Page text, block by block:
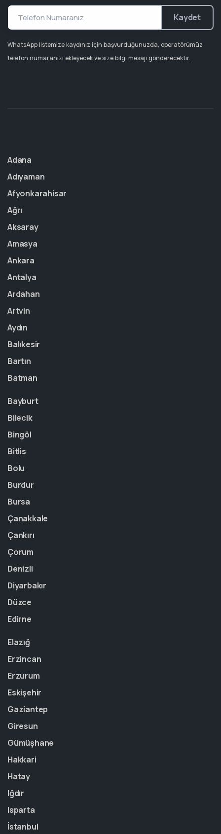
Kaydet
WhatsApp listemize kaydınız için başvurduğunuzda, operatörümüz
telefon numaranızı ekleyecek ve size bilgi mesajı gönderecektir.
Adana
Adıyaman
Afyonkarahisar
Ağrı
Aksaray
Amasya
Ankara
Antalya
Ardahan
Artvin
Aydın
Balıkesir
Bartın
Batman
Bayburt
Bilecik
Bingöl
Bitlis
Bolu
Burdur
Bursa
Çanakkale
Çankırı
Çorum
Denizli
Diyarbakır
Düzce
Edirne
Elazığ
Erzincan
Erzurum
Eskişehir
Gaziantep
Giresun
Gümüşhane
Hakkari
Hatay
Iğdır
Isparta
İstanbul